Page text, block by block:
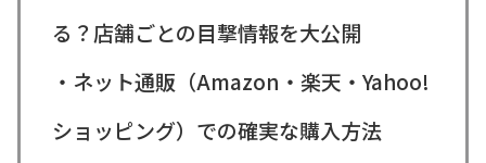
る？店舗ごとの目撃情報を大公開
・ネット通販（Amazon・楽天・Yahoo!
ショッピング）での確実な購入方法